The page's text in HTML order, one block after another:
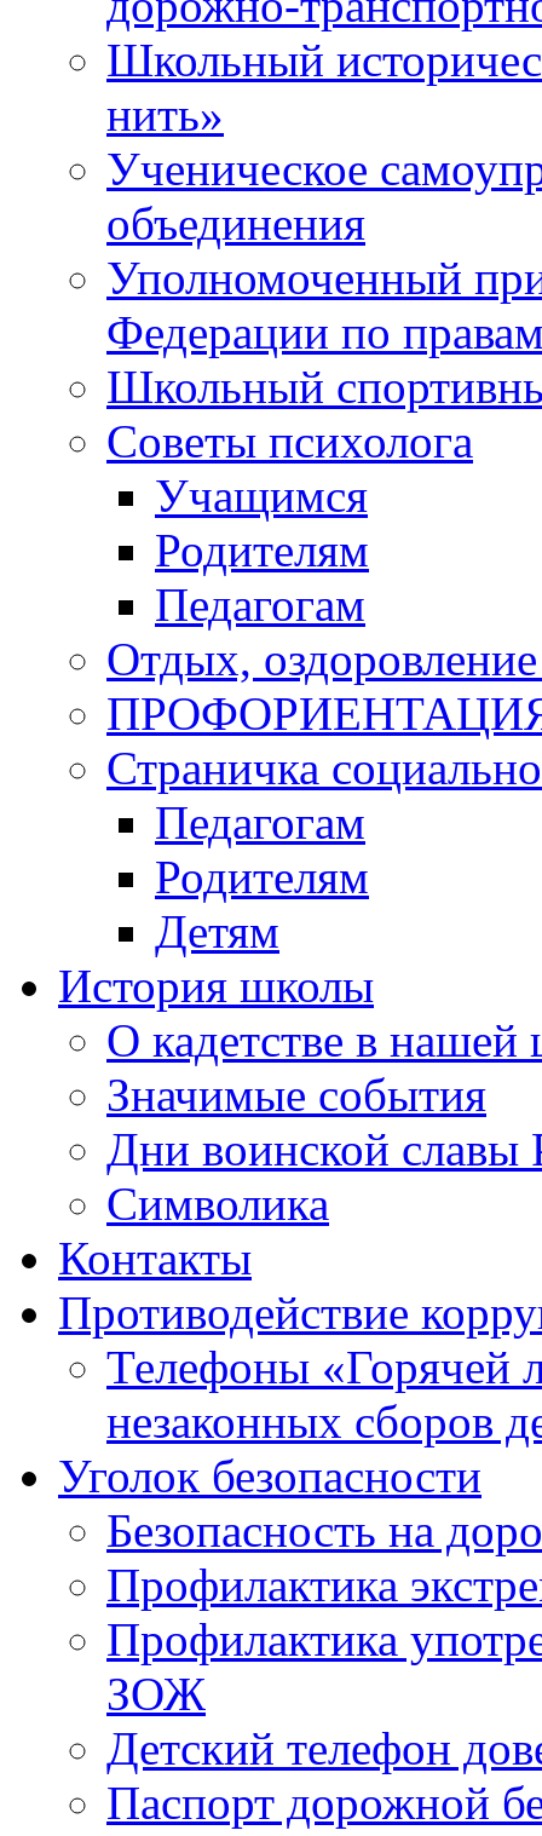
Школьный
нить»
Ученическое
объединения
Уполномоченный
Федерации по
Школьный
Советы психолога
Учащимся
Родителям
Педагогам
Отдых, оздоровление
Страничка
Педагогам
Родителям
Детям
История школы
О кадетстве в нашей
Значимые события
Дни воинской славы
Символика
Контакты
Противодействие
Телефоны «Горячей
незаконных сборов
Уголок безопасности
Безопасность на
Профилактика
Профилактика
ЗОЖ
Детский телефон
Паспорт дорожной